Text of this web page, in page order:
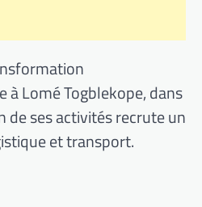
à Lomé Togblekope, dans
de ses activités recrute un
et transport.